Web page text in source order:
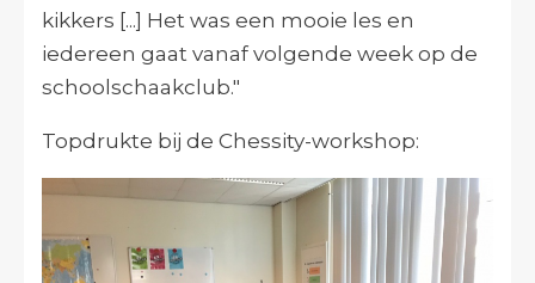
kikkers [...] Het was een mooie les en
iedereen gaat vanaf volgende week op de
schoolschaakclub."
Topdrukte bij de Chessity-workshop: